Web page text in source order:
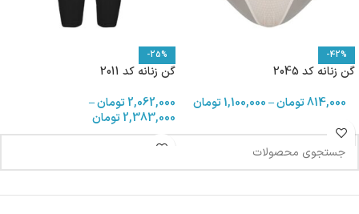
-42%
گن زنانه کد 2045
814,000تومان–
1,100,000تومان
-25%
گن زنانه کد 2011
2,062,000تومان–
2,383,000تومان